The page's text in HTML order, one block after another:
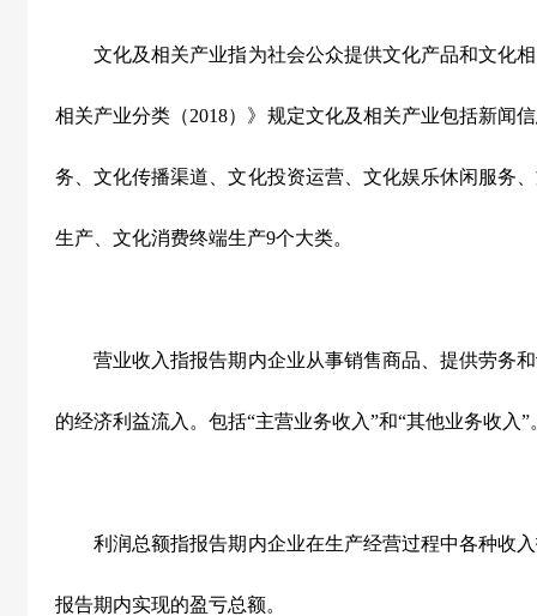
文化及相关产业指为社会公众提供文化产品和文化相
相关产业分类（2018）》规定文化及相关产业包括新闻
务、文化传播渠道、文化投资运营、文化娱乐休闲服务
生产、文化消费终端生产9个大类。
营业收入指报告期内企业从事销售商品、提供劳务和
的经济利益流入。包括“主营业务收入”和“其他业务收入”
利润总额指报告期内企业在生产经营过程中各种收入
报告期内实现的盈亏总额。